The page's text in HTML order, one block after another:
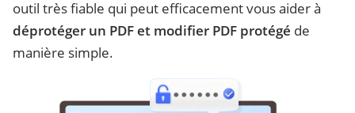
outil très fiable qui peut efficacement vous aider à
déprotéger un PDF et modifier PDF protégé de
manière simple.